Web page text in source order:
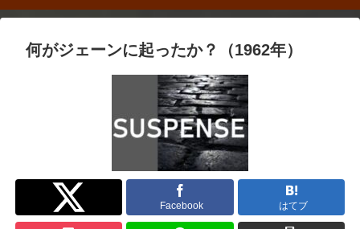
何がジェーンに起ったか？（1962年）
Twitter
Facebook はてブ